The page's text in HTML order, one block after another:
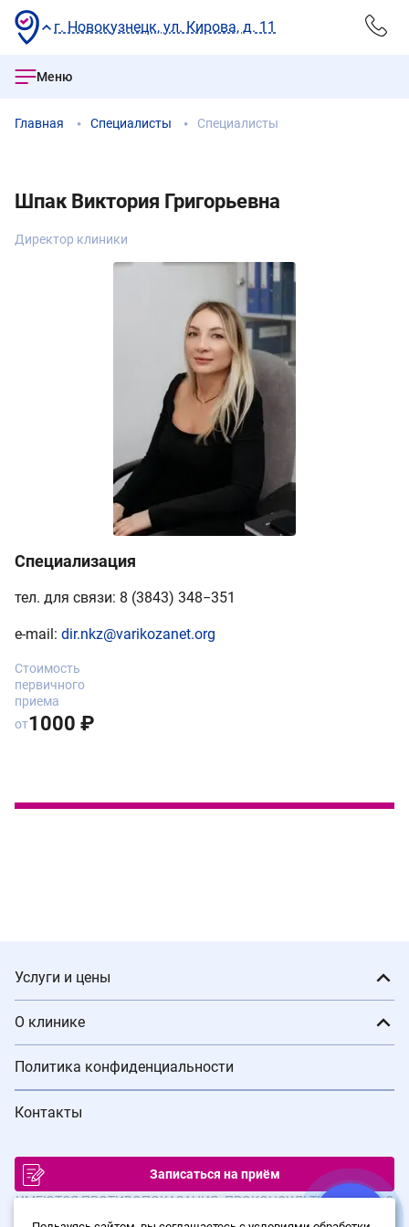
г. Новокузнецк, ул. Кирова, д. 11
Меню
Главная Специалисты Специалисты
Шпак Виктория Григорьевна
Директор клиники
Специализация
тел. для связи: 8 (3843) 348−351
e-mail: dir.nkz@varikozanet.org
Стоимость
первичного
приема
от1000 ₽
Услуги и цены
О клинике
Политика конфиденциальности
Контакты
Записаться на приём
ИМЕЮТСЯ ПРОТИВОПОКАЗАНИЯ. ПРОКОНСУЛЬТИРУЙТЕСЬ С